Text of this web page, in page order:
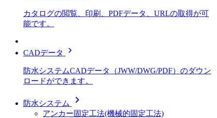
カタログの閲覧、印刷、PDFデータ、URLの取得が可
能です。
CADデータ chevron_right
防水システムCADデータ（JWW/DWG/PDF）のダウン
ロードができます。
防水システム chevron_right
アンカー固定工法(機械的固定工法)